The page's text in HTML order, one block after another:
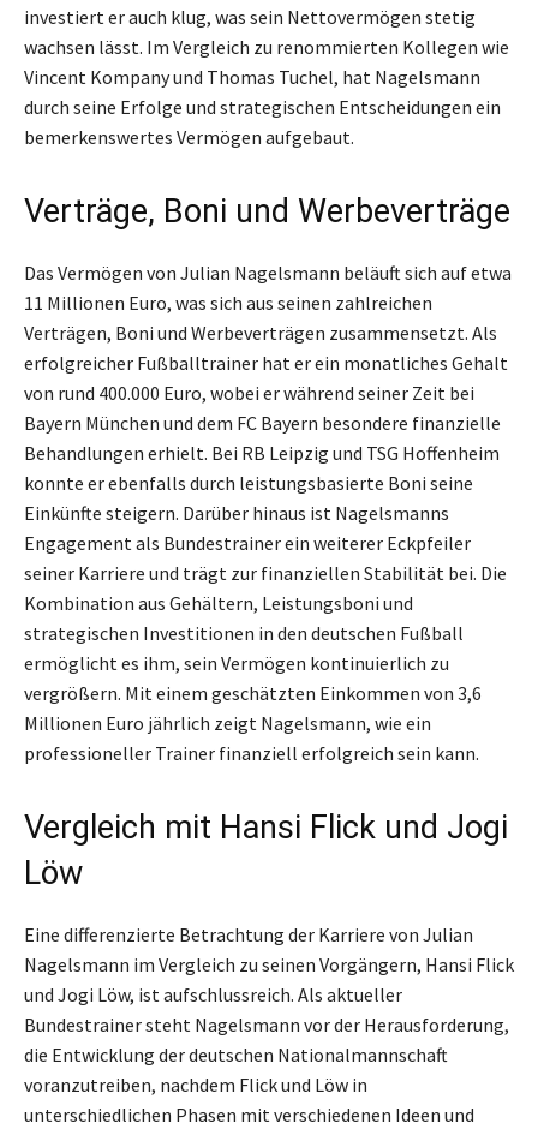
investiert er auch klug, was sein Nettovermögen stetig
wachsen lässt. Im Vergleich zu renommierten Kollegen wie
Vincent Kompany und Thomas Tuchel, hat Nagelsmann
durch seine Erfolge und strategischen Entscheidungen ein
bemerkenswertes Vermögen aufgebaut.
Verträge, Boni und Werbeverträge
Das Vermögen von Julian Nagelsmann beläuft sich auf etwa
11 Millionen Euro, was sich aus seinen zahlreichen
Verträgen, Boni und Werbeverträgen zusammensetzt. Als
erfolgreicher Fußballtrainer hat er ein monatliches Gehalt
von rund 400.000 Euro, wobei er während seiner Zeit bei
Bayern München und dem FC Bayern besondere finanzielle
Behandlungen erhielt. Bei RB Leipzig und TSG Hoffenheim
konnte er ebenfalls durch leistungsbasierte Boni seine
Einkünfte steigern. Darüber hinaus ist Nagelsmanns
Engagement als Bundestrainer ein weiterer Eckpfeiler
seiner Karriere und trägt zur finanziellen Stabilität bei. Die
Kombination aus Gehältern, Leistungsboni und
strategischen Investitionen in den deutschen Fußball
ermöglicht es ihm, sein Vermögen kontinuierlich zu
vergrößern. Mit einem geschätzten Einkommen von 3,6
Millionen Euro jährlich zeigt Nagelsmann, wie ein
professioneller Trainer finanziell erfolgreich sein kann.
Vergleich mit Hansi Flick und Jogi
Löw
Eine differenzierte Betrachtung der Karriere von Julian
Nagelsmann im Vergleich zu seinen Vorgängern, Hansi Flick
und Jogi Löw, ist aufschlussreich. Als aktueller
Bundestrainer steht Nagelsmann vor der Herausforderung,
die Entwicklung der deutschen Nationalmannschaft
voranzutreiben, nachdem Flick und Löw in
unterschiedlichen Phasen mit verschiedenen Ideen und